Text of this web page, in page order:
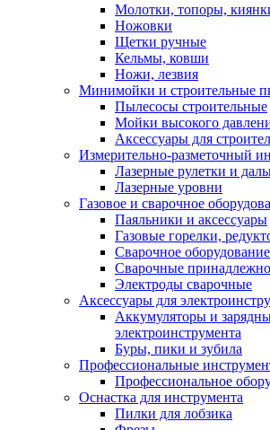
Молотки, топоры,
Ножовки
Щетки ручные
Кельмы, ковши
Ножи, лезвия
Минимойки и строительные
Пылесосы строительные
Мойки высокого
Аксессуары для
Измерительно-разметочный
Лазерные рулетки и
Лазерные уровни
Газовое и сварочное
Паяльники и аксессуары
Газовые горелки,
Сварочное оборудование
Сварочные
Электроды сварочные
Аксессуары для
Аккумуляторы и
электроинструмента
Буры, пики и зубила
Профессиональные
Профессиональное
Оснастка для инструмента
Пилки для лобзика